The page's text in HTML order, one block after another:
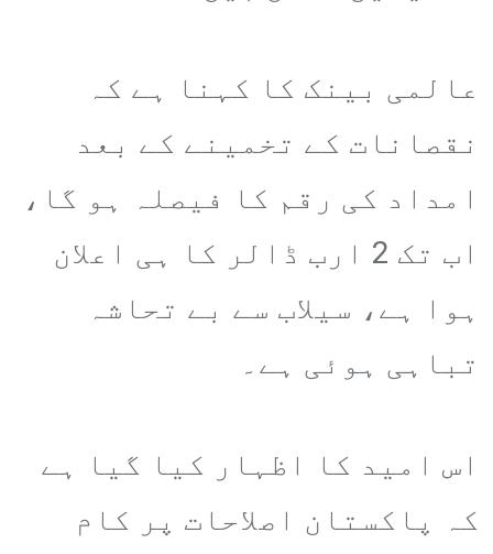
عالمی بینک کا کہنا ہے کہ
نقصانات کے تخمینے کے بعد
امداد کی رقم کا فیصلہ ہو گا،
اب تک 2 ارب ڈالر کا ہی اعلان
ہوا ہے، سیلاب سے بے تحاشہ
تباہی ہوئی ہے۔
اس امید کا اظہار کیا گیا ہے
کہ پاکستان اصلاحات پر کام